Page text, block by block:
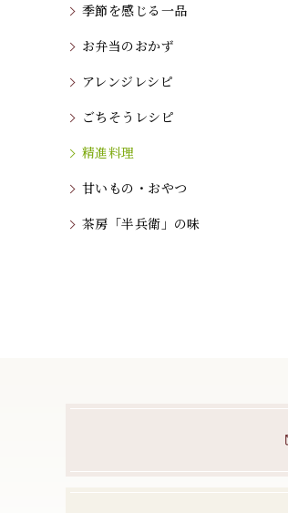
季節を感じる一品
お弁当のおかず
アレンジレシピ
ごちそうレシピ
精進料理
甘いもの・おやつ
茶房「半兵衛」の味